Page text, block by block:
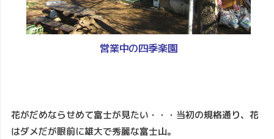
営業中の四季楽園
花がだめならせめて富士が見たい・・・当初の規格通り、花
はダメだが眼前に雄大で秀麗な富士山。